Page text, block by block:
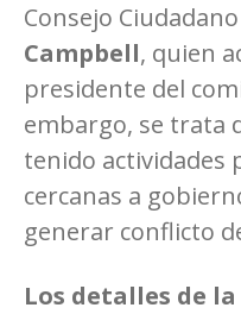
Consejo
Campbell, quien
presidente del
embargo, se trata
tenido actividades
cercanas a
generar conflicto
Los detalles de